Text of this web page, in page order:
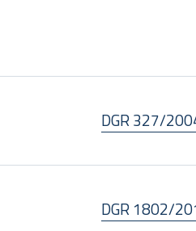
DGR 327/
DGR 1802/